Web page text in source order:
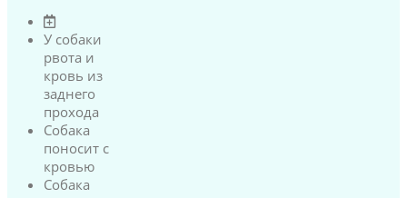
У собаки
рвота и
кровь из
заднего
прохода
Собака
поносит с
кровью
Собака